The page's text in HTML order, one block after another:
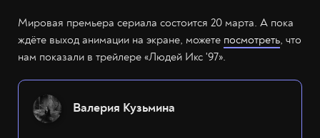
Мировая премьера сериала состоится 20 марта. А пока
ждёте выход анимации на экране, можете посмотреть, что
нам показали в трейлере «Людей Икс '97».
Валерия Кузьмина